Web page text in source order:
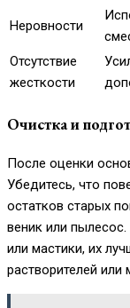
Неровности
Отсутствие
жесткости
Очистка и
После оценки
Убедитесь, что
остатков старых
веник или
или мастики, их
растворителей или